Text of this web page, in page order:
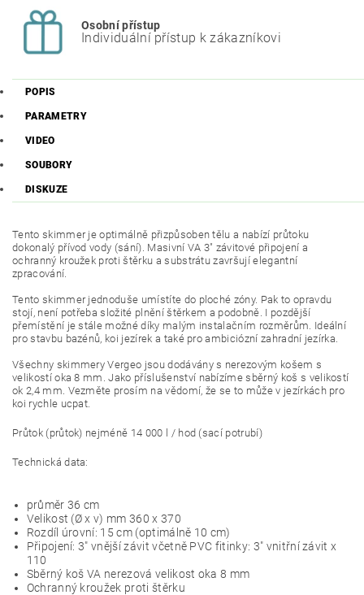
Osobní přístup
Individuální přístup k zákazníkovi
POPIS
PARAMETRY
VIDEO
SOUBORY
DISKUZE
Tento skimmer je optimálně přizpůsoben tělu a nabízí průtoku
dokonalý přívod vody (sání). Masivní VA 3" závitové připojení a
ochranný kroužek proti štěrku a substrátu završují elegantní
zpracování.
Tento skimmer jednoduše umístíte do ploché zóny. Pak to opravdu
stojí, není potřeba složité plnění štěrkem a podobně. I pozdější
přemístění je stále možné díky malým instalačním rozměrům. Ideální
pro stavbu bazénů, koi jezírek a také pro ambiciózní zahradní jezírka.
Všechny skimmery Vergeo jsou dodávány s nerezovým košem s
velikostí oka 8 mm. Jako příslušenství nabízíme sběrný koš s velikostí
ok 2,4 mm. Vezměte prosím na vědomí, že se to může v jezírkách pro
koi rychle ucpat.
Průtok (průtok) nejméně 14 000 l / hod (sací potrubí)
Technická data:
průměr 36 cm
Velikost (Ø x v) mm 360 x 370
Rozdíl úrovní: 15 cm (optimálně 10 cm)
Připojení: 3" vnější závit včetně PVC fitinky: 3" vnitřní závit x
110
Sběrný koš VA nerezová velikost oka 8 mm
Ochranný kroužek proti štěrku